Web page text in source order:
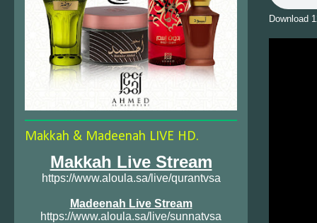
Download
Makkah & Madeenah LIVE HD.
Makkah Live Stream
https://www.aloula.sa/live/qurantvsa
Madeenah Live Stream
https://www.aloula.sa/live/sunnatvsa